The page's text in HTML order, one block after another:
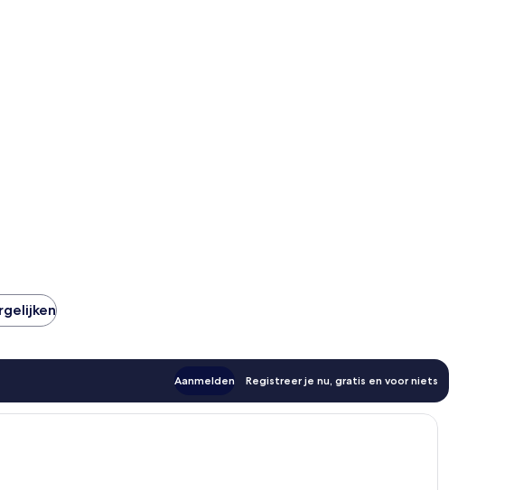
Aanmelden Registreer je nu, gratis en voor niets